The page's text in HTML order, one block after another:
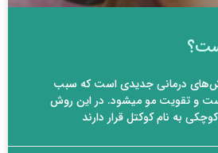
درمانی جدیدی است که سبب
و تقویت مو می­شود. در این روش
به نام کوکتل قرار دارند